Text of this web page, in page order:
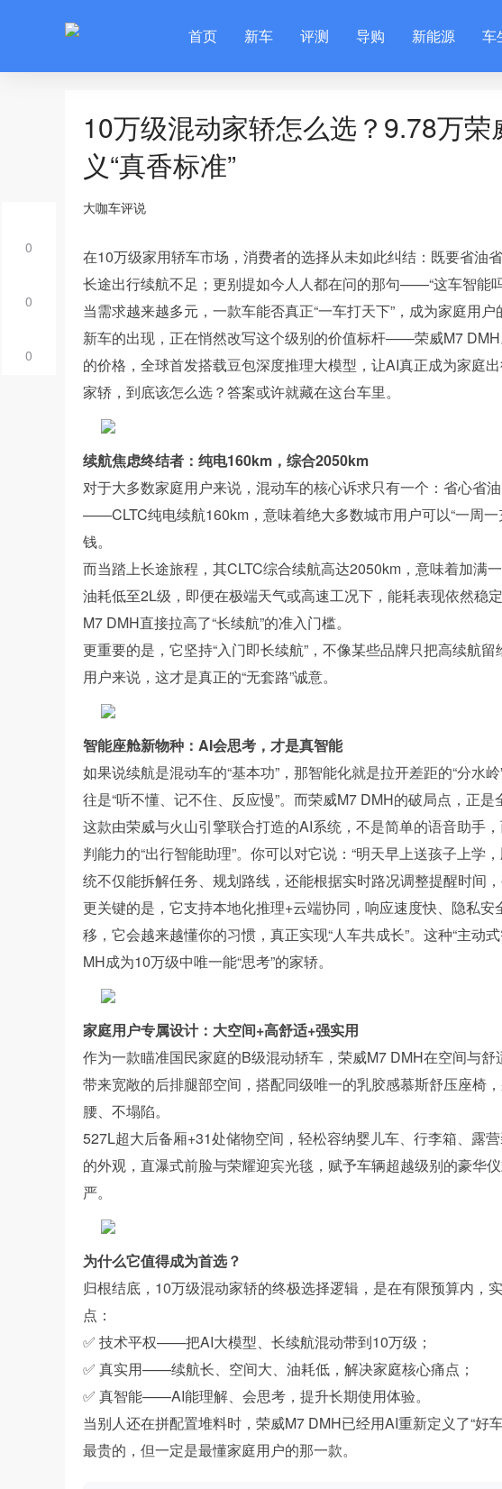
首页 新车 评测 导购 新能源 车
0
0
0
10万级混动家轿怎么选？9.78万
义“真香标准”
大咖车评说
在10万级家用轿车市场，消费者的选择从未如此纠结：既要省油
长途出行续航不足；更别提如今人人都在问的那句——“这车智能
当需求越来越多元，一款车能否真正“一车打天下”，成为家庭用
新车的出现，正在悄然改写这个级别的价值标杆——荣威M7
的价格，全球首发搭载豆包深度推理大模型，让AI真正成为家庭
家轿，到底该怎么选？答案或许就藏在这台车里。
续航焦虑终结者：纯电160km，综合2050km
对于大多数家庭用户来说，混动车的核心诉求只有一个：省心省
——CLTC纯电续航160km，意味着绝大多数城市用户可以“一周
钱。
而当踏上长途旅程，其CLTC综合续航高达2050km，意味着加满
油耗低至2L级，即便在极端天气或高速工况下，能耗表现依然稳
M7 DMH直接拉高了“长续航”的准入门槛。
更重要的是，它坚持“入门即长续航”，不像某些品牌只把高续航
用户来说，这才是真正的“无套路”诚意。
智能座舱新物种：AI会思考，才是真智能
如果说续航是混动车的“基本功”，那智能化就是拉开差距的“分水
往是“听不懂、记不住、反应慢”。而荣威M7 DMH的破局点，正是
这款由荣威与火山引擎联合打造的AI系统，不是简单的语音助手
判能力的“出行智能助理”。你可以对它说：“明天早上送孩子上学
统不仅能拆解任务、规划路线，还能根据实时路况调整提醒时间
更关键的是，它支持本地化推理+云端协同，响应速度快、隐私
移，它会越来越懂你的习惯，真正实现“人车共成长”。这种“主动
MH成为10万级中唯一能“思考”的家轿。
家庭用户专属设计：大空间+高舒适+强实用
作为一款瞄准国民家庭的B级混动轿车，荣威M7 DMH在空间与
带来宽敞的后排腿部空间，搭配同级唯一的乳胶感慕斯舒压座椅
腰、不塌陷。
527L超大后备厢+31处储物空间，轻松容纳婴儿车、行李箱、露
的外观，直瀑式前脸与荣耀迎宾光毯，赋予车辆超越级别的豪华
严。
为什么它值得成为首选？
归根结底，10万级混动家轿的终极选择逻辑，是在有限预算内，
点：
✅ 技术平权——把AI大模型、长续航混动带到10万级；
✅ 真实用——续航长、空间大、油耗低，解决家庭核心痛点；
✅ 真智能——AI能理解、会思考，提升长期使用体验。
当别人还在拼配置堆料时，荣威M7 DMH已经用AI重新定义了“好
最贵的，但一定是最懂家庭用户的那一款。